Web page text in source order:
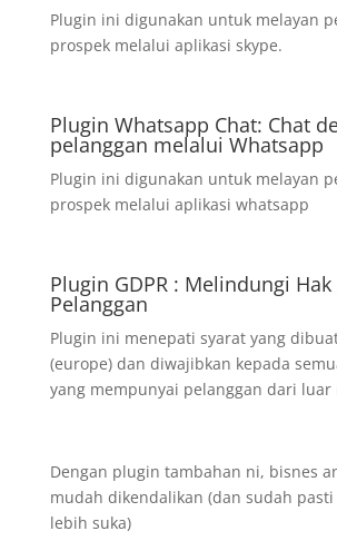
Plugin ini digunakan untuk melayan
prospek melalui aplikasi skype.
Plugin Whatsapp Chat: Chat
pelanggan melalui Whatsapp
Plugin ini digunakan untuk melayan
prospek melalui aplikasi whatsapp
Plugin GDPR : Melindungi
Pelanggan
Plugin ini menepati syarat yang
(europe) dan diwajibkan kepada
yang mempunyai pelanggan dari luar
Dengan plugin tambahan ni, bisnes
mudah dikendalikan (dan sudah
lebih suka)